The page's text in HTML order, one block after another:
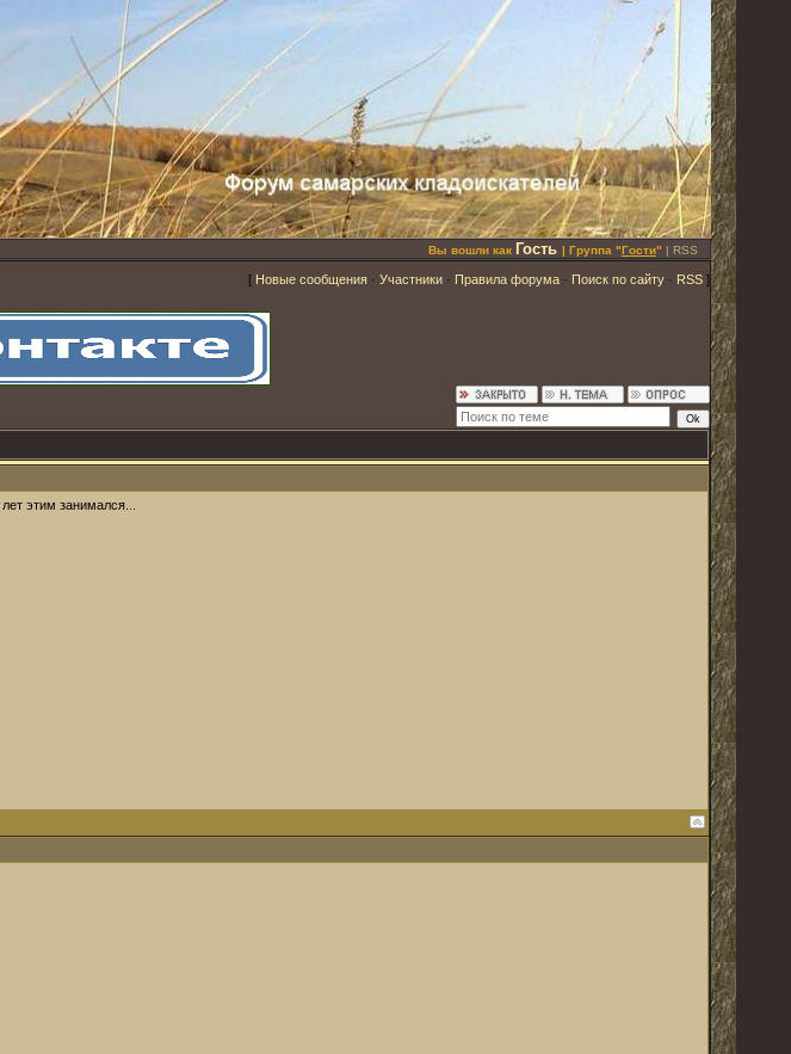
Вы вошли как Гость | Группа "Гости" | RSS
[ Новые сообщения · Участники · Правила форума · Поиск по сайту · RSS ]
этим занимался...